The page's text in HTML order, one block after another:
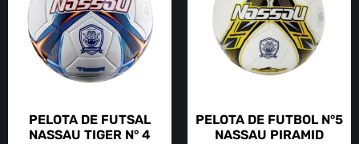
PELOTA DE FUTSAL
NASSAU TIGER N° 4
PELOTA DE FUTBOL N°5
NASSAU PIRAMID